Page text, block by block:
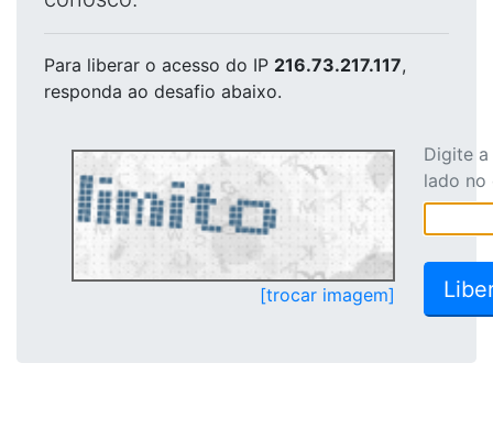
Para liberar o acesso do IP 216.73.217.117,
responda ao desafio abaixo.
[trocar imagem]
Digite
lado no